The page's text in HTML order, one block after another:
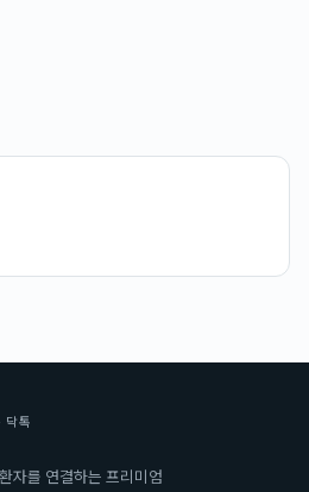
닥톡
자를 연결하는 프리미엄